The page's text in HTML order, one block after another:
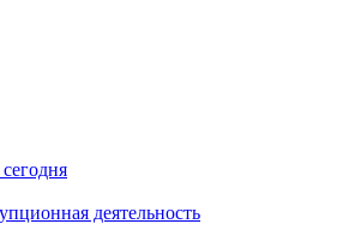
деятельность